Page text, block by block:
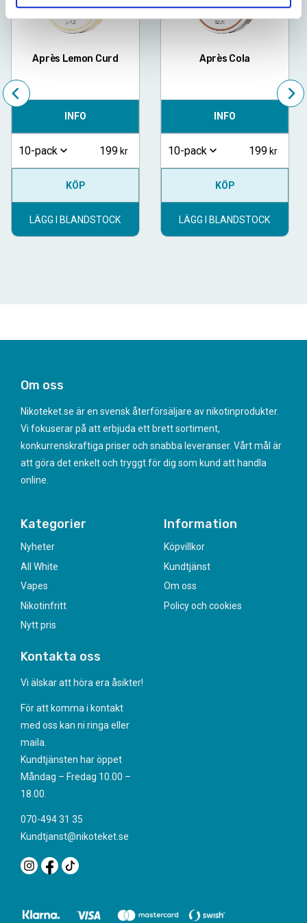
Après Lemon Curd
INFO
10-pack 199
KÖP
LÄGG I BLANDSTOCK
Après Cola
INFO
10-pack 199
KÖP
LÄGG I BLANDSTOCK
Om oss
Nikoteket.se är en svensk återförsäljare av nikotinprodukter.
Vi fokuserar på att erbjuda ett brett sortiment,
konkurrenskraftiga priser och snabba leveranser. Vårt mål är
att göra det enkelt och tryggt för dig som kund att handla
online.
Kategorier
Nyheter
All White
Vapes
Nikotinfritt
Nytt pris
Information
Köpvillkor
Kundtjänst
Om oss
Policy och cookies
Kontakta oss
Vi älskar att höra era åsikter!
För att komma i kontakt
med oss kan ni ringa eller
maila.
Kundtjänsten har öppet
Måndag – Fredag 10.00 –
18.00.
070-494 31 35
Kundtjanst@nikoteket.se